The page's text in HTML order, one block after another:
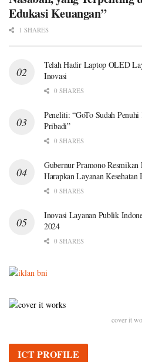
Edukasi Keuangan”
1 SHARES
Telah Hadir Laptop OLED
Inovasi
0 SHARES
Peneliti: “GoTo Sudah
Pribadi”
0 SHARES
Gubernur Pramono
Harapkan Layanan Kesehatan
0 SHARES
Inovasi Layanan Publik
2024
0 SHARES
cover it
ICT PROFILE